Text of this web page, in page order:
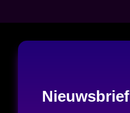
Nieuwsbrief